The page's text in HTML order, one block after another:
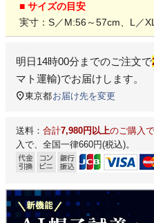
■ サイズの目安
実寸：S／M:56～57cm、L／
明日14時00分 までのご注文で
マト運輸)でお届けします。
東京都お届け先を変更
送料： 合計7,980円以上のご購入で
入で、全国一律660円(税込)。